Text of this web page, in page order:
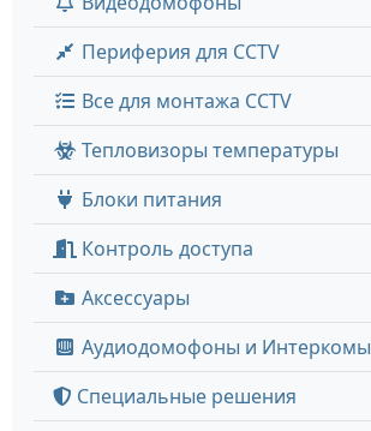
Периферия для CCTV
Все для монтажа CCTV
Тепловизоры температуры
Блоки питания
Контроль доступа
Аксессуары
Аудиодомофоны и Интеркомы
Специальные решения